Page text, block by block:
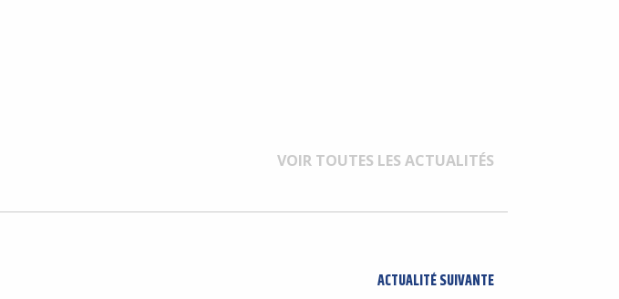
VOIR TOUTES LES ACTUALITÉS
ACTUALITÉ SUIVANTE